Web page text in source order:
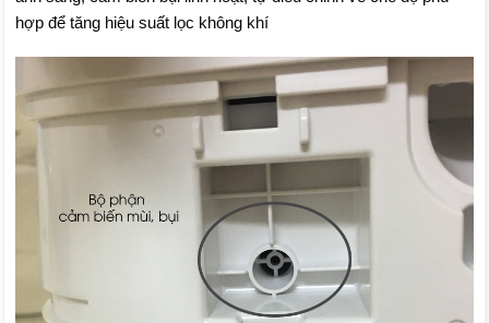
hợp để tăng hiệu suất lọc không khí